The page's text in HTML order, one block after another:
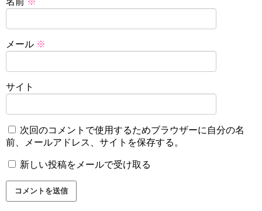
メール ※
サイト
次回のコメントで使用するためブラウザーに自分の名
前、メールアドレス、サイトを保存する。
新しい投稿をメールで受け取る